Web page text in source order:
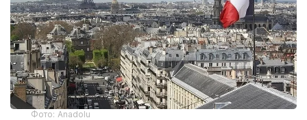
Фото: Anadolu